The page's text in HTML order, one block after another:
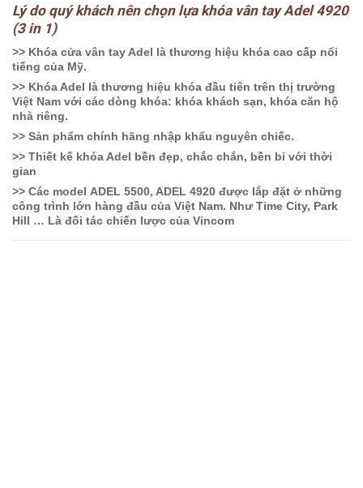
Lý do quý khách nênchọnlựa khóa vân tay Adel 4920
(3 in 1)
>> Khóa cửa vân tay Adel là thương hiệu khóa cao cấp nổi
tiếng của Mỹ.
>> Khóa Adel là thương hiệu khóa đầu tiên trên thị trường
Việt Nam với các dòng khóa: khóa khách sạn, khóa căn hộ
nhà riêng.
>> Sản phẩm chính hãng nhập khẩu nguyên chiếc.
>> Thiết kế khóa Adel bền đẹp, chắc chắn, bền bỉ với thời
gian
>> Các model ADEL 5500, ADEL 4920 được lắp đặt ở những
công trình lớn hàng đầu của Việt Nam. Như Time City, Park
Hill … Là đối tác chiến lược của Vincom